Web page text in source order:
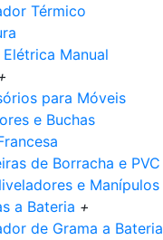
Térmico
Elétrica Manual
para Móveis
e Buchas
de Borracha e PVC
e Manípulos
a Bateria +
de Grama a Bateria